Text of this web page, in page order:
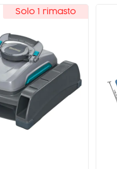
Solo pochi rimasti